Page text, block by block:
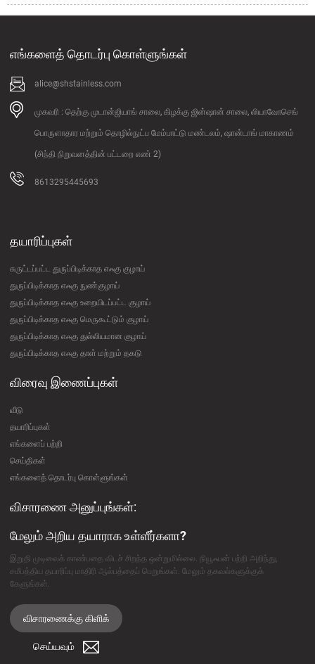
எங்களைத் தொடர்பு கொள்ளுங்கள்
alice@shstainless.com
முகவரி : தெற்கு முடான்ஜியாங் சாலை, கிழக்கு ஜின்ஷான் சாலை, லியாவோசெங்
பொருளாதார மற்றும் தொழில்நுட்ப மேம்பாட்டு மண்டலம், ஷான்டாங் மாகாணம்
(சிந்தி நிறுவனத்தின் பட்டறை எண் 2)
8613295445693
தயாரிப்புகள்
சுருட்டப்பட்ட துருப்பிடிக்காத எஃகு குழாய்
துருப்பிடிக்காத எஃகு நுண்குழாய்
துருப்பிடிக்காத எஃகு உறையிடப்பட்ட குழாய்
துருப்பிடிக்காத எஃகு மெருகூட்டும் குழாய்
துருப்பிடிக்காத எஃகு துல்லியமான குழாய்
துருப்பிடிக்காத எஃகு தாள் மற்றும் தகடு
விரைவு இணைப்புகள்
வீடு
தயாரிப்புகள்
எங்களைப் பற்றி
செய்திகள்
எங்களைத் தொடர்பு கொள்ளுங்கள்
விசாரணை அனுப்புங்கள்:
மேலும் அறிய தயாராக உள்ளீர்களா?
இறுதி முடிவைக் காண்பதை விடச் சிறந்த ஒன்றுமில்லை. நியூஃபன் பற்றி அறிந்து,
சமீபத்திய தயாரிப்பு மாதிரி ஆல்பத்தைப் பெறுங்கள். மேலும் தகவல்களுக்குக்
கேளுங்கள்.
விசாரணைக்கு கிளிக்
செய்யவும்